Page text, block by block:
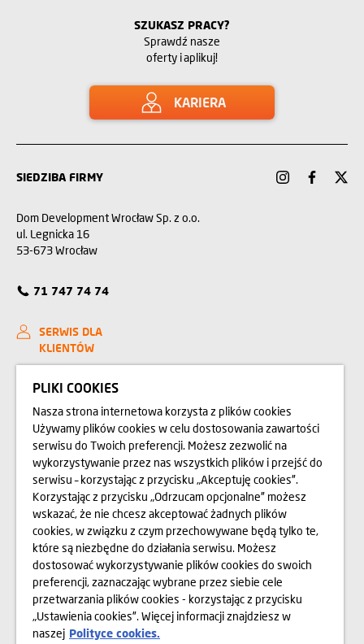
SZUKASZ PRACY?
Sprawdź nasze
oferty i aplikuj!
KARIERA
SIEDZIBA FIRMY
Dom Development Wrocław Sp. z o.o.
ul. Legnicka 16
53-673 Wrocław
71 747 74 74
SERWIS DLA
KLIENTÓW
KONTAKT
RELACJE INWESTORSKIE
BIURO PRASOWE
O NAS
OPINIE
BLOG
Przedstawione na stronie internetowej www.domd.pl wizualizacje, animacje oraz
modele budynku mają charakter poglądowy. Wygląd budynku oraz
PLIKI COOKIES
Nasza strona internetowa korzysta z plików cookies
Używamy plików cookies w celu dostosowania zawartości
serwisu do Twoich preferencji. Możesz zezwolić na
wykorzystywanie przez nas wszystkich plików i przejść do
serwisu – korzystając z przycisku „Akceptuję cookies”.
Korzystając z przycisku „Odrzucam opcjonalne” możesz
wskazać, że nie chcesz akceptować żadnych plików
cookies, w związku z czym przechowywane będą tylko te,
które są niezbędne do działania serwisu. Możesz
dostosować wykorzystywanie plików cookies do swoich
preferencji, zaznaczając wybrane przez siebie cele
przetwarzania plików cookies - korzystając z przycisku
„Ustawienia cookies”. Więcej informacji znajdziesz w
naszej Polityce cookies.